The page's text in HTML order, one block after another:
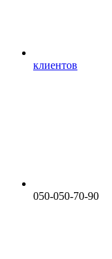
клиентов
050-050-70-90